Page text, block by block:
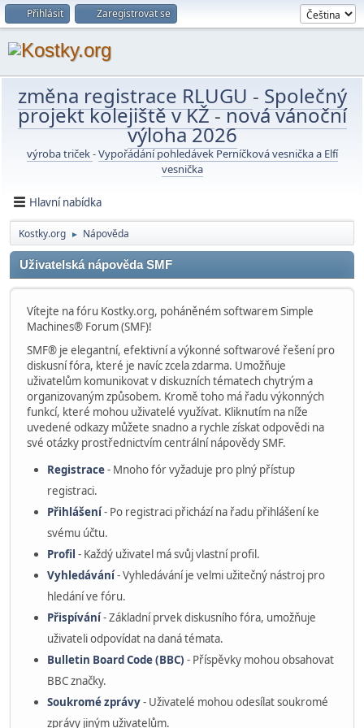
Přihlásit Zaregistrovat se
změna registrace RLUGU - Společný
projekt kolejiště v KŽ-nová vánoční
výloha 2026
výroba triček-Vypořádání pohledávek Perníčková vesnička a Elfí
vesnička
Hlavní nabídka
Kostky.org ► Nápověda
Uživatelská nápověda SMF
Vítejte na fóru Kostky.org, poháněném softwarem Simple
Machines® Forum (SMF)!
SMF® je elegantní, efektivní a výkonné softwarové řešení pro
diskusní fóra, které je navíc zcela zdarma. Umožňuje
uživatelům komunikovat v diskuzních tématech chytrým a
organizovaným způsobem. Kromě toho má řadu výkonných
funkcí, které mohou uživatelé využívat. Kliknutím na níže
uvedené odkazy můžete snadno a rychle získat odpovědi na
své otázky prostřednictvím centrální nápovědy SMF.
Registrace- Mnoho fór vyžaduje pro plný přístup
registraci.
Přihlášení- Po registraci přichází na řadu přihlášení ke
svému účtu.
Profil - Každý uživatel má svůj vlastní profil.
Vyhledávání- Vyhledávání je velmi užitečný nástroj pro
hledání ve fóru.
Přispívání- Základní prvek diskusního fóra, umožňuje
uživateli odpovídat na daná témata.
Bulletin Board Code (BBC) - Příspěvky mohou obsahovat
BBC značky.
Soukromé zprávy- Uživatelé mohou odesílat soukromé
zprávy jiným uživatelům.